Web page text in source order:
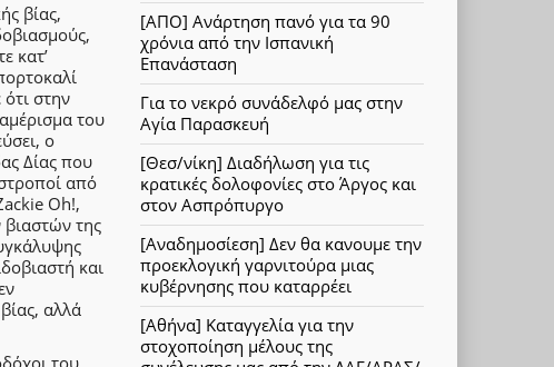
βίας,
κατ’
στην
του
ο
Δίας που
από
Oh!,
της
και
αλλά
του
[ΑΠΟ] Ανάρτηση πανό για τα 90
χρόνια από την Ισπανική
Επανάσταση
Για το νεκρό συνάδελφό μας στην
Αγία Παρασκευή
[Θεσ/νίκη] Διαδήλωση για τις
κρατικές δολοφονίες στο Άργος και
στον Ασπρόπυργο
[Αναδημοσίεση] Δεν θα κανουμε την
προεκλογική γαρνιτούρα μιας
κυβέρνησης που καταρρέει
[Αθήνα] Καταγγελία για την
στοχοποίηση μέλους της